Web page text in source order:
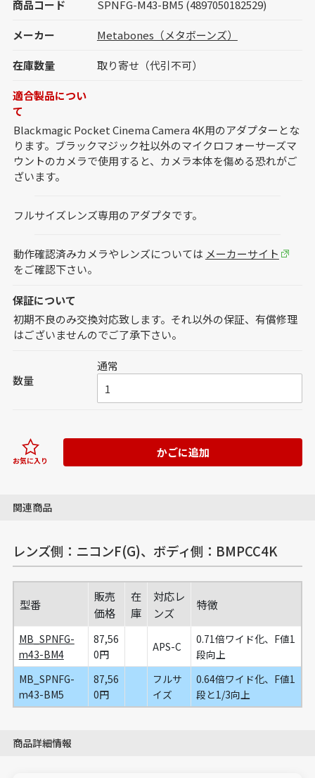
商品コード SPNFG-M43-BM5 (4897050182529)
メーカー Metabones（メタボーンズ）
在庫数量 取り寄せ（代引不可）
適合製品につい
て
Blackmagic Pocket Cinema Camera 4K用のアダプターとな
ります。ブラックマジック社以外のマイクロフォーサーズマ
ウントのカメラで使用すると、カメラ本体を傷める恐れがご
ざいます。
フルサイズレンズ専用のアダプタです。
動作確認済みカメラやレンズについては メーカーサイト
をご確認下さい。
保証について
初期不良のみ交換対応致します。それ以外の保証、有償修理
はございませんのでご了承下さい。
数量
通常
かごに追加
お気に入り
関連商品
レンズ側：ニコンF(G)、ボディ側：BMPCC4K
型番
販売
価格
在
庫
対応レ
ンズ
特徴
MB_SPNFG-
m43-BM4
87,56
0円
APS-C
0.71倍ワイド化、F値1
段向上
MB_SPNFG-
m43-BM5
87,56
0円
フルサ
イズ
0.64倍ワイド化、F値1
段と1/3向上
商品詳細情報